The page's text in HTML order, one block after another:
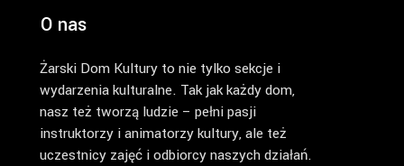
O nas
Żarski Dom Kultury to nie tylko sekcje i
wydarzenia kulturalne. Tak jak każdy dom,
nasz też tworzą ludzie – pełni pasji
instruktorzy i animatorzy kultury, ale też
uczestnicy zajęć i odbiorcy naszych działań.